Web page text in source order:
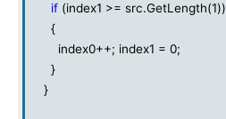
if (index1 >= src.GetLength(1))
{
index0++; index1 = 0;
}
}